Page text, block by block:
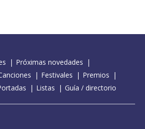
Próximas novedades
Festivales
Premios
Listas Guía / directorio